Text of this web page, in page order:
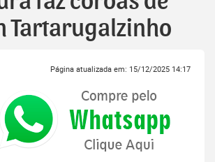
Tartarugalzinho
Página atualizada em: 15/12/2025 14:17